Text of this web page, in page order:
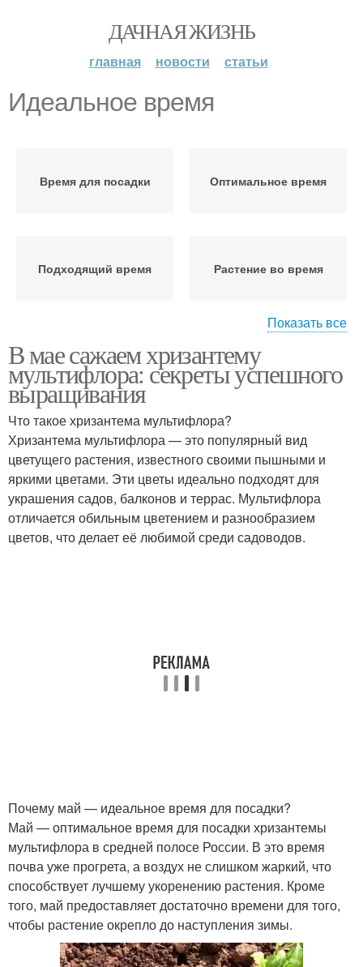
ДАЧНАЯ ЖИЗНЬ
главная новости статьи
Идеальное время
Время для посадки Оптимальное время
Подходящий время Растение во время
Определенное время Время для жарки
Показать все
В мае сажаем хризантему
мультифлора: секреты успешного
выращивания
Что такое хризантема мультифлора?
Хризантема мультифлора — это популярный вид
цветущего растения, известного своими пышными и
яркими цветами. Эти цветы идеально подходят для
украшения садов, балконов и террас. Мультифлора
отличается обильным цветением и разнообразием
цветов, что делает её любимой среди садоводов.
Почему май — идеальное время для посадки?
Май — оптимальное время для посадки хризантемы
мультифлора в средней полосе России. В это время
почва уже прогрета, а воздух не слишком жаркий, что
способствует лучшему укоренению растения. Кроме
того, май предоставляет достаточно времени для того,
чтобы растение окрепло до наступления зимы.